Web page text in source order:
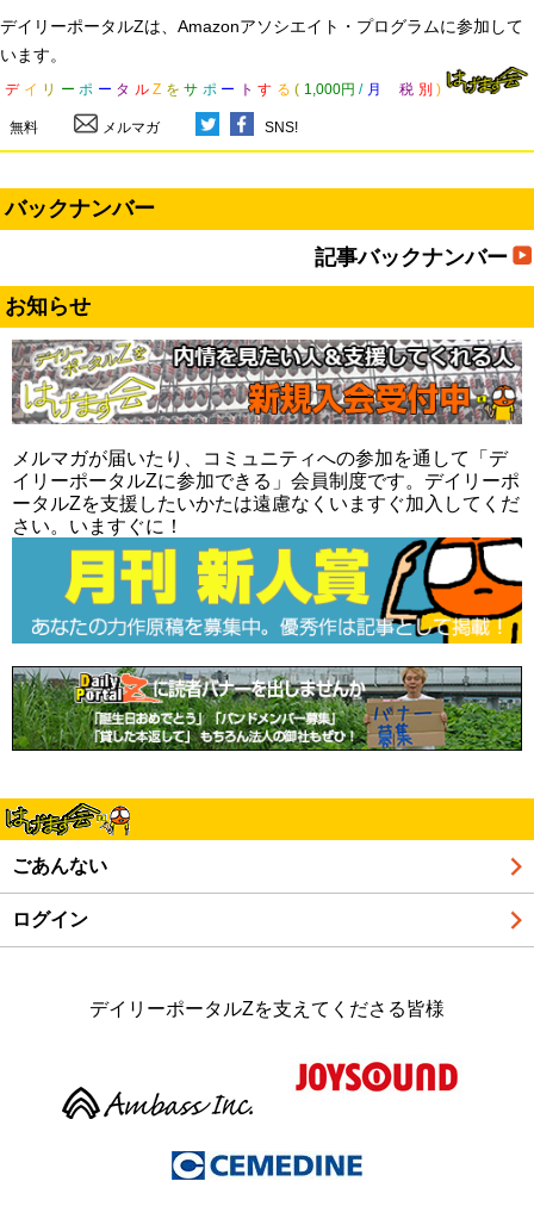
デイリーポータルZは、Amazonアソシエイト・プログラムに参加して
います。
デ イ リ ー ポ ー タ ル Z を サ ポ ー ト す る ( 1,000円 / 月 税 別 )
無料 メルマガ SNS!
バックナンバー
記事バックナンバー
お知らせ
メルマガが届いたり、コミュニティへの参加を通して「デ
イリーポータルZに参加できる」会員制度です。デイリーポ
ータルZを支援したいかたは遠慮なくいますぐ加入してくだ
さい。いますぐに！
ごあんない
ログイン
デイリーポータルZを支えてくださる皆様